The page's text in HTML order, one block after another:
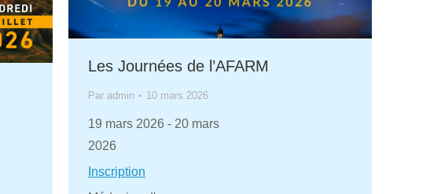
Les Journées de l’AFARM
Par admin 10 mars 2026
19 mars 2026 - 20 mars
2026
Inscription